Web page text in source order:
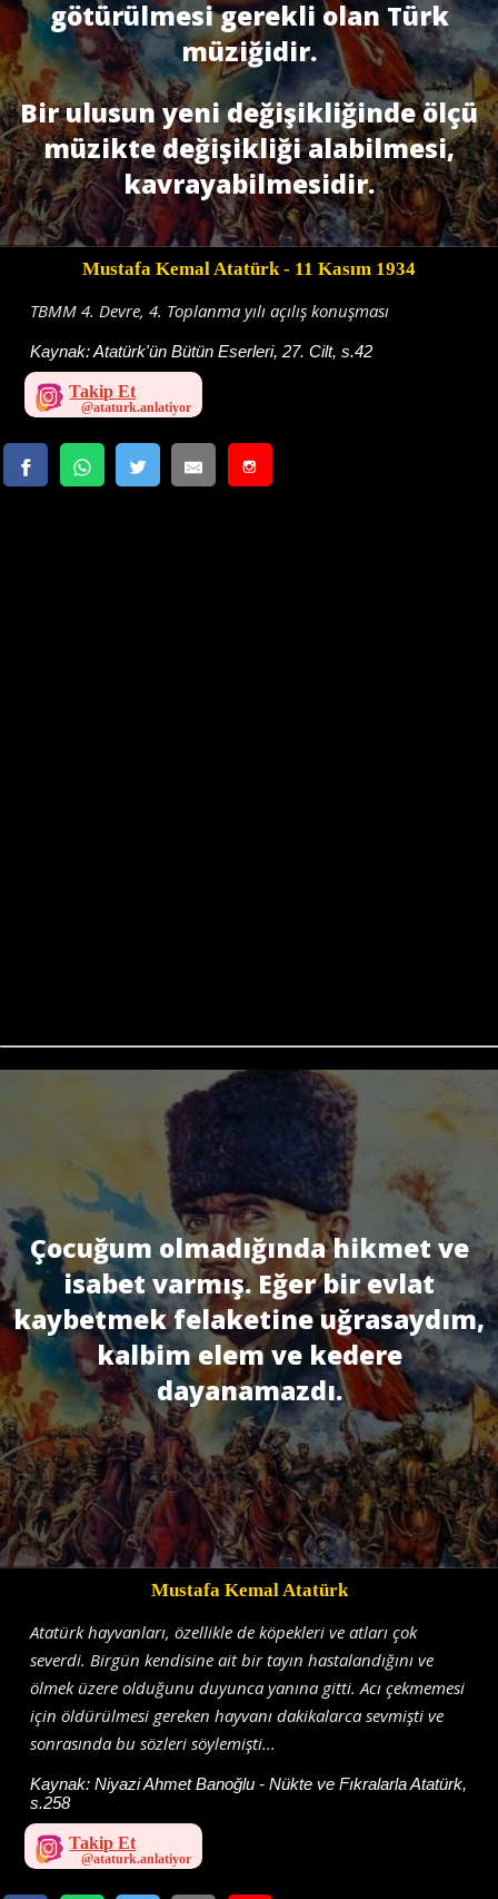
götürülmesi gerekli olan Türk
müziğidir.
Bir ulusun yeni değişikliğinde ölçü
müzikte değişikli­ği alabilmesi,
kavrayabilmesidir.
Mustafa Kemal Atatürk- 11 Kasım 1934
TBMM 4. Devre, 4. Toplanma yılı açılış konuşması
Kaynak:Atatürk'ün Bütün Eserleri, 27. Cilt, s.42
Takip Et
Çocuğum olmadığında hikmet ve
isabet varmış. Eğer bir evlat
kaybetmek felaketine uğrasaydım,
kalbim elem ve kedere
dayanamazdı.
Mustafa Kemal Atatürk
Atatürk hayvanları, özellikle de köpekleri ve atları çok
severdi. Birgün kendisine ait bir tayın hastalandığını ve
ölmek üzere olduğunu duyunca yanına gitti. Acı çekmemesi
için öldürülmesi gereken hayvanı dakikalarca sevmişti ve
sonrasında bu sözleri söylemişti...
Kaynak:Niyazi Ahmet Banoğlu - Nükte ve Fıkralarla Atatürk,
s.258
Takip Et